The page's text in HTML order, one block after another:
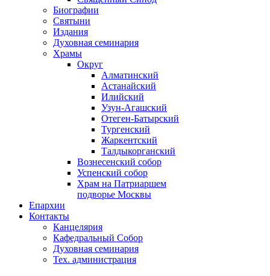
Биографии
Святыни
Издания
Духовная семинария
Храмы
Округ
Алматинский
Астанайский
Илийский
Узун-Агашский
Отеген-Батырский
Тургенский
Жаркентский
Талдыкорганский
Вознесенский собор
Успенский собор
Храм на Патриаршем
подворье Москвы
Епархии
Контакты
Канцелярия
Кафедральный Собор
Духовная семинария
Тех. администрация